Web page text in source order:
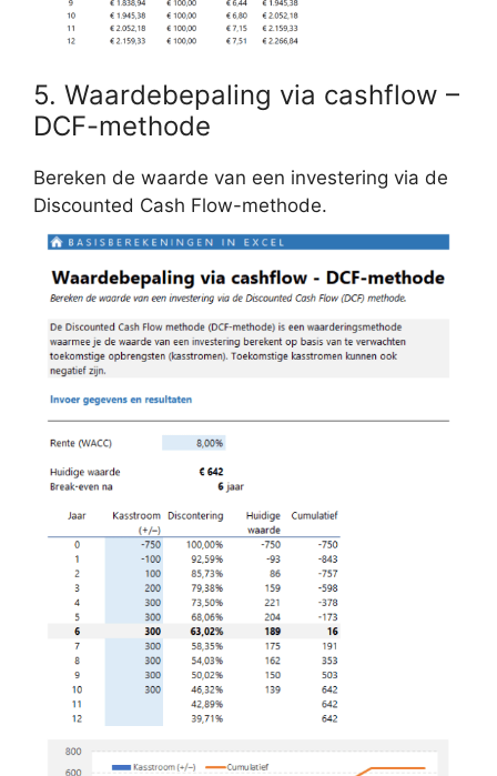
5. Waardebepaling via cashflow –
DCF-methode
Bereken de waarde van een investering via de
Discounted Cash Flow-methode.